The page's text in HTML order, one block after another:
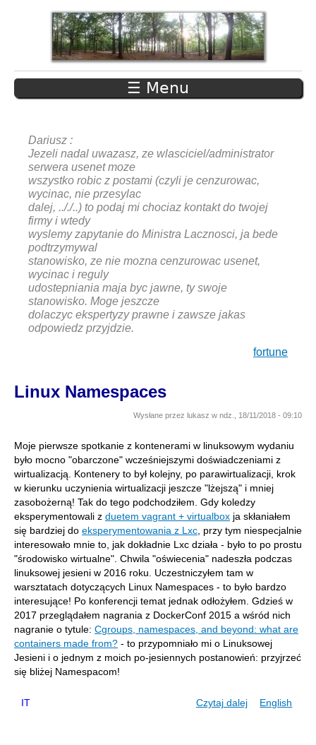
navigation
top
Dariusz :
Jezeli nadal uwazasz, ze wlasciciel/administrator
serwera usenet moze
wszystko robic z postami (czyli je cenzurowac,
wycinac, nie przesylac
dalej, .././..) to podaj mi chociaz kontakt do twojej
firmy i wtedy
wyslemy zapytanie do Ministra Lacznosci, ja bede
podtrzymywal
stanowisko, ze nie mozna cenzurowac usenet,
wycinac i reguly
udostepniania maja byc jawne, ty swoje
stanowisko. Moge jeszcze
dolaczyc ekspertyzy prawne i zawsze jakas
odpowiedz przyjdzie.
fortune
Linux Namespaces
Wysłane przez lukasz w ndz., 18/11/2018 - 09:10
Moje pierwsze spotkanie z kontenerami w linuksowym wydaniu
było mocno "obarczone" wcześniejszymi doświadczeniami z
wirtualizacją. Kontenery to był kolejny, po parawirtualizacji, krok
w kierunku uczynienia wirtualizacji jeszcze "lżejszą" i mniej
zasobożerną! Tak do tego podchodziłem. Gdy koledzy
eksperymentowali z duetem vagrant + virtualbox ja skłaniałem
się bardziej do eksperymentowania z Lxc, przy tym niespecjalnie
interesowało mnie to, jak dokładnie Lxc działa - było to po prostu
"środowisko wirtualne". Chwila "oświecenia" nadeszła podczas
linuksowej jesieni w 2016 roku. Uczestniczyłem tam w
warsztatach dotyczących Linux Namespaces - to było bardzo
interesujące! Po konferencji temat jednak odłożyłem. Gdzieś w
2017 przeglądałem nagrania z DockerConf 2015 a wśród nich
nagranie o tytule: Cgroups, namespaces, and beyond: what are
containers made from? - to przypomniało mi o Linuksowej
Jesieni i o jednym z moich po-jesiennych postanowień: przyjrzeć
się bliżej Namespacom!
IT Czytaj dalejwpisEnglish
to
☰ Menu